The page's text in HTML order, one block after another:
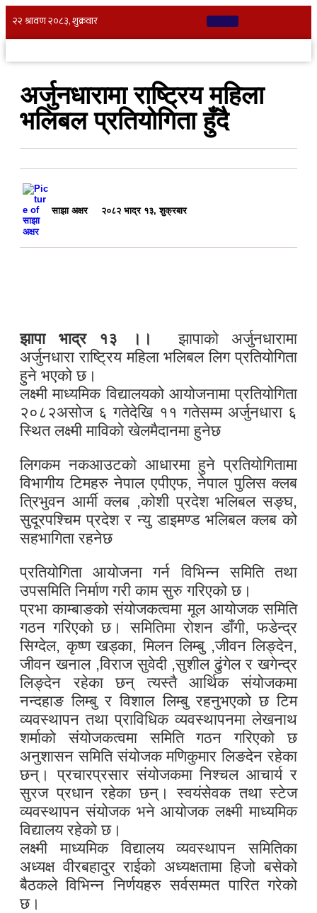
अर्जुनधारामा राष्ट्रिय महिला
भलिबल प्रतियोगिता हुँदै
साझा अक्षर २०८२ भाद्र १३, शुक्रबार
झापा भाद्र १३ ।।
झापाको अर्जुनधारामा
अर्जुनधारा राष्ट्रिय महिला भलिबल लिग प्रतियोगिता
हुने भएको छ।
लक्ष्मी माध्यमिक विद्यालयको आयोजनामा प्रतियोगिता
२०८२असोज ६ गतेदेखि ११ गतेसम्म अर्जुनधारा ६
स्थित लक्ष्मी माविको खेलमैदानमा हुनेछ
लिगकम नकआउटको आधारमा हुने प्रतियोगितामा
विभागीय टिमहरु नेपाल एपीएफ, नेपाल पुलिस क्लब
त्रिभुवन आर्मी क्लब ,कोशी प्रदेश भलिबल सङ्घ,
सुदूरपश्चिम प्रदेश र न्यु डाइमण्ड भलिबल क्लब को
सहभागिता रहनेछ
प्रतियोगिता आयोजना गर्न विभिन्न समिति तथा
उपसमिति निर्माण गरी काम सुरु गरिएको छ।
प्रभा काम्बाङको संयोजकत्वमा मूल आयोजक समिति
गठन गरिएको छ। समितिमा रोशन डाँगी, फडेन्द्र
सिग्देल, कृष्ण खड्का, मिलन लिम्बु ,जीवन लिङ्देन,
जीवन खनाल ,विराज सुवेदी ,सुशील ढुंगेल र खगेन्द्र
लिङ्देन रहेका छन् त्यस्तै आर्थिक संयोजकमा
नन्दहाङ लिम्बु र विशाल लिम्बु रहनुभएको छ टिम
व्यवस्थापन तथा प्राविधिक व्यवस्थापनमा लेखनाथ
शर्माको संयोजकत्वमा समिति गठन गरिएको छ
अनुशासन समिति संयोजक मणिकुमार लिङदेन रहेका
छन्। प्रचारप्रसार संयोजकमा निश्चल आचार्य र
सुरज प्रधान रहेका छन्। स्वयंसेवक तथा स्टेज
व्यवस्थापन संयोजक भने आयोजक लक्ष्मी माध्यमिक
विद्यालय रहेको छ।
लक्ष्मी माध्यमिक विद्यालय व्यवस्थापन समितिका
अध्यक्ष वीरबहादुर राईको अध्यक्षतामा हिजो बसेको
बैठकले विभिन्न निर्णयहरु सर्वसम्मत पारित गरेको
छ।